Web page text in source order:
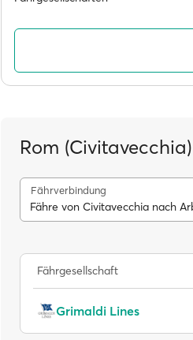
Rom
Fährverbindung
Fähre von Civitavecchia nach
Fährgesellschaft
Grimaldi Lines